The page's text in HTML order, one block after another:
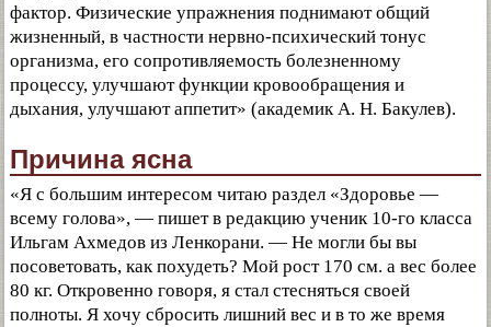
фактор. Физические упражнения поднимают общий
жизненный, в частности нервно-психический тонус
организма, его сопротивляемость болезненному
процессу, улучшают функции кровообращения и
дыхания, улучшают аппетит» (академик А. Н. Бакулев).
Причина ясна
«Я с большим интересом читаю раздел «Здоровье —
всему голова», — пишет в редакцию ученик 10-го класса
Ильгам Ахмедов из Ленкорани. — Не могли бы вы
посоветовать, как похудеть? Мой рост 170 см. а вес более
80 кг. Откровенно говоря, я стал стесняться своей
полноты. Я хочу сбросить лишний вес и в то же время